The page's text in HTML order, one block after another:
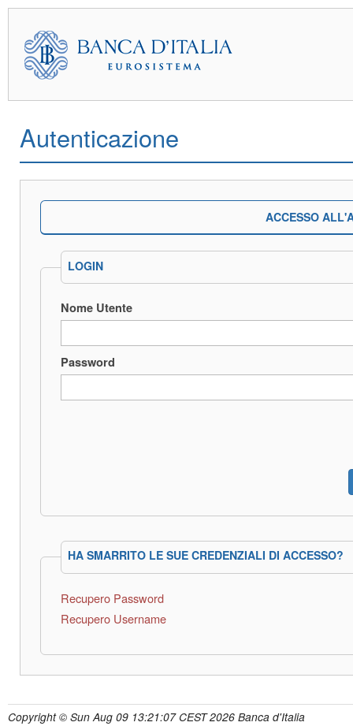
Autenticazione
ACCESSO
LOGIN
Nome Utente
Password
HA SMARRITO LE SUE CREDENZIALI DI ACCESSO?
Recupero Password
Recupero Username
Copyright © Sun Aug 09 13:21:07 CEST 2026 Banca d'Italia